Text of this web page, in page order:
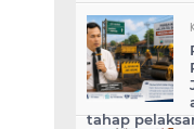
tahap